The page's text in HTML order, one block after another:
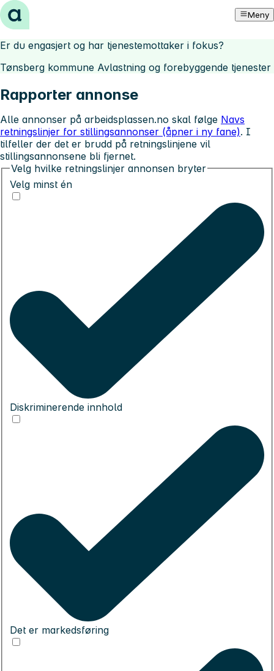
Hopp til innhold Meny
Er du engasjert og har tjenestemottaker i fokus?
Tønsberg kommune Avlastning og forebyggende tjenester
Rapporter annonse
Alle annonser på arbeidsplassen.no skal følge Navs
retningslinjer for stillingsannonser (åpner i ny fane). I
tilfeller der det er brudd på retningslinjene vil
stillingsannonsene bli fjernet.
Velg hvilke retningslinjer annonsen bryter
Velg minst én
Diskriminerende innhold
Det er markedsføring